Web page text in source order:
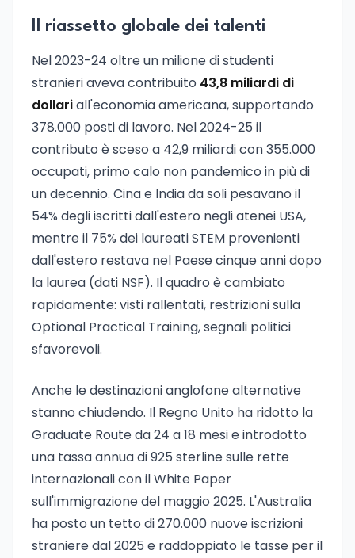
Il riassetto globale dei talenti
Nel 2023-24 oltre un milione di studenti
stranieri aveva contribuito 43,8 miliardi di
dollariall'economia americana, supportando
378.000 posti di lavoro. Nel 2024-25 il
contributo è sceso a 42,9 miliardi con 355.000
occupati, primo calo non pandemico in più di
un decennio. Cina e India da soli pesavano il
54% degli iscritti dall'estero negli atenei USA,
mentre il 75% dei laureati STEM provenienti
dall'estero restava nel Paese cinque anni dopo
la laurea (dati NSF). Il quadro è cambiato
rapidamente: visti rallentati, restrizioni sulla
Optional Practical Training, segnali politici
sfavorevoli.
Anche le destinazioni anglofone alternative
stanno chiudendo. Il Regno Unito ha ridotto la
Graduate Route da 24 a 18 mesi e introdotto
una tassa annua di 925 sterline sulle rette
internazionali con il White Paper
sull'immigrazione del maggio 2025. L'Australia
ha posto un tetto di 270.000 nuove iscrizioni
straniere dal 2025 e raddoppiato le tasse per il